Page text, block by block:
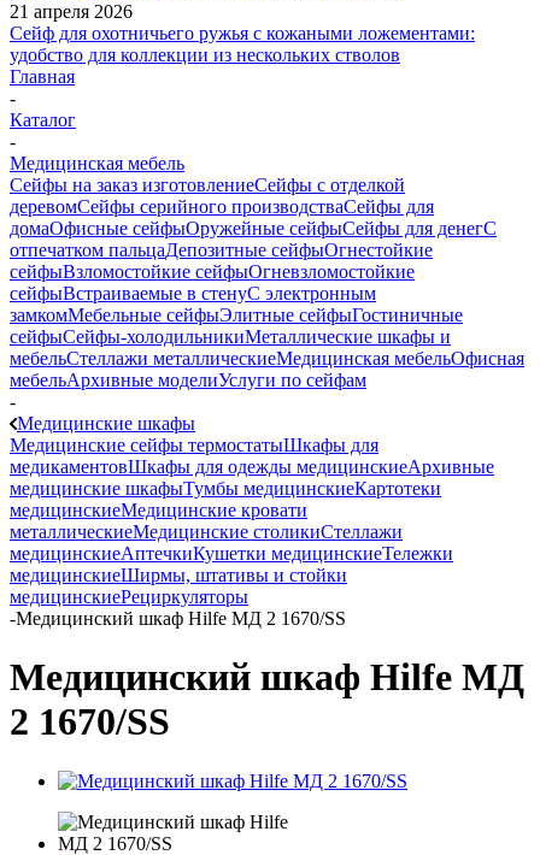
21 апреля 2026
Сейф для охотничьего ружья с кожаными ложементами:
удобство для коллекции из нескольких стволов
Главная
-
Каталог
-
Медицинская мебель
Сейфы на заказ изготовлениеСейфы с отделкой
деревомСейфы серийного производстваСейфы для
домаОфисные сейфыОружейные сейфыСейфы для денегС
отпечатком пальцаДепозитные сейфыОгнестойкие
сейфыВзломостойкие сейфыОгневзломостойкие
сейфыВстраиваемые в стенуС электронным
замкомМебельные сейфыЭлитные сейфыГостиничные
сейфыСейфы-холодильникиМеталлические шкафы и
мебельСтеллажи металлическиеМедицинская мебельОфисная
мебельАрхивные моделиУслуги по сейфам
-
Медицинские шкафы
Медицинские сейфы термостатыШкафы для
медикаментовШкафы для одежды медицинскиеАрхивные
медицинские шкафыТумбы медицинскиеКартотеки
медицинскиеМедицинские кровати
металлическиеМедицинские столикиСтеллажи
медицинскиеАптечкиКушетки медицинскиеТележки
медицинскиеШирмы, штативы и стойки
медицинскиеРециркуляторы
-Медицинский шкаф Hilfe МД 2 1670/SS
Медицинский шкаф Hilfe МД
2 1670/SS